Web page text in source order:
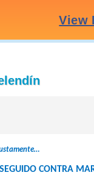
CONTRA